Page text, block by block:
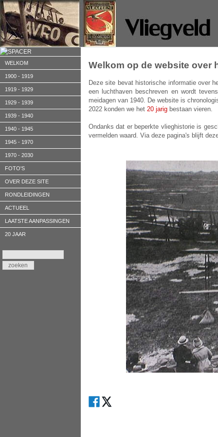
WELKOM
1900 - 1919
1919 - 1929
1929 - 1939
1939 - 1940
1940 - 1945
1945 - 1970
1970 - 2030
FOTO'S
OVER DEZE SITE
RONDLEIDINGEN
ACTUEEL
LAATSTE AANPASSINGEN
20 JAAR
Welkom op de website over
Deze site bevat historische informatie over
een luchthaven beschreven en wordt
meidagen van 1940. De website is
2022 konden we het 20 jarig bestaan vieren.
Ondanks dat er beperkte vlieghistorie is
vermelden waard. Via deze pagina's blijft